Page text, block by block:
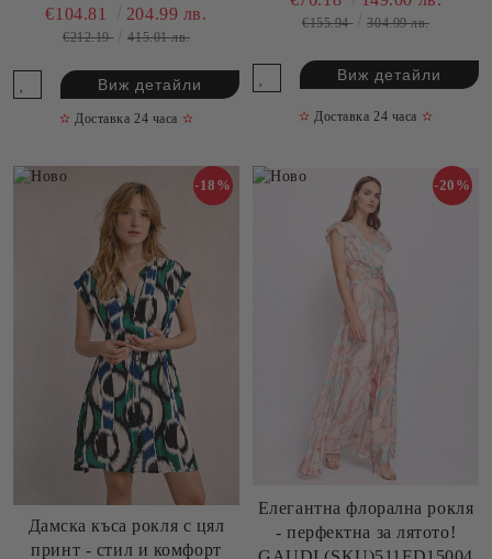
€104.81 204.99 лв.
€212.19 415.01 лв.
Виж детайли
✫ Доставка 24 часа ✫
€155.94 304.99 лв.
Виж детайли
✫ Доставка 24 часа ✫
Дамска къса рокля с цял
принт - стил и комфорт
-18%
Елегантна флорална рокля
- перфектна за лятото!
-20%